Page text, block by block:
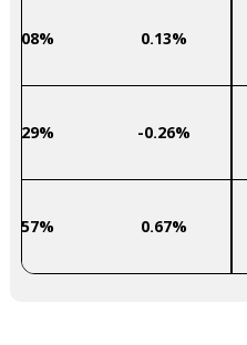
0.13%
5.08%
-0.26%
6.29%
0.67%
9.57%